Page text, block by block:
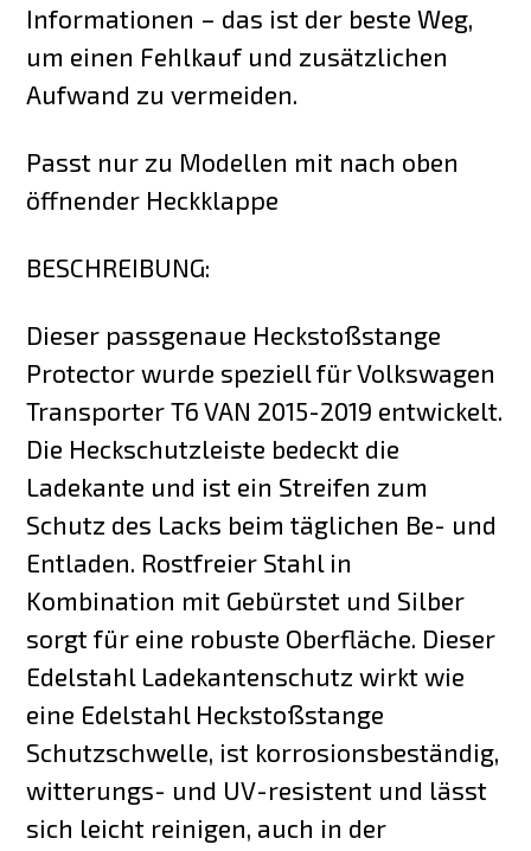
Informationen – das ist der beste Weg,
um einen Fehlkauf und zusätzlichen
Aufwand zu vermeiden.
Passt nur zu Modellen mit nach oben
öffnender Heckklappe
BESCHREIBUNG:
Dieser passgenaue Heckstoßstange
Protector wurde speziell für Volkswagen
Transporter T6 VAN 2015-2019 entwickelt.
Die Heckschutzleiste bedeckt die
Ladekante und ist ein Streifen zum
Schutz des Lacks beim täglichen Be- und
Entladen. Rostfreier Stahl in
Kombination mit Gebürstet und Silber
sorgt für eine robuste Oberfläche. Dieser
Edelstahl Ladekantenschutz wirkt wie
eine Edelstahl Heckstoßstange
Schutzschwelle, ist korrosionsbeständig,
witterungs- und UV-resistent und lässt
sich leicht reinigen, auch in der